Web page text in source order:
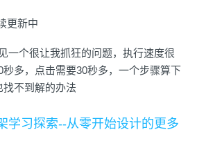
更新中
一个很让我抓狂的问题，执行速度很
多，点击需要30秒多，一个步骤算下
不到解的办法
学习探索--从零开始设计的更多